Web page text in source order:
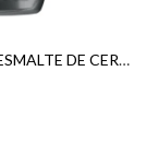
TURTLE WAX CERA Y ESMALTE DE CERAMICA 14 OZ